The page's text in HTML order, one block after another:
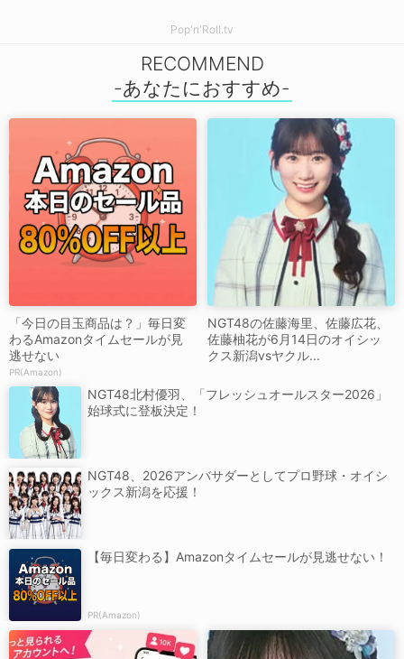
Pop'n'Roll.tv
RECOMMEND
「今日の目玉商品は？」毎日変
わるAmazonタイムセールが見
逃せない
PR(Amazon)
NGT48の佐藤海里、佐藤広花、
佐藤柚花が6月14日のオイシッ
クス新潟vsヤクル...
NGT48北村優羽、「フレッシュオールスター2026」
始球式に登板決定！
NGT48、2026アンバサダーとしてプロ野球・オイシ
ックス新潟を応援！
【毎日変わる】Amazonタイムセールが見逃せない！
PR(Amazon)